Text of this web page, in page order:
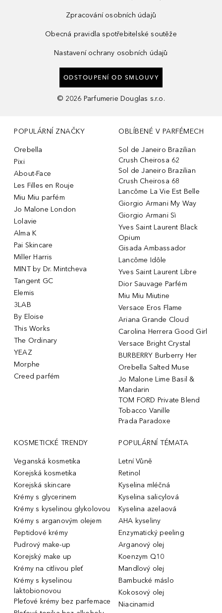
Zpracování osobních údajů
Obecná pravidla spotřebitelské soutěže
Nastavení ochrany osobních údajů
ODSTOUPENÍ OD SMLOUVY
© 2026 Parfumerie Douglas s.r.o.
POPULÁRNÍ ZNAČKY
Orebella
Pixi
About-Face
Les Filles en Rouje
Miu Miu parfém
Jo Malone London
Lolavie
Alma K
Pai Skincare
Miller Harris
MINT by Dr. Mintcheva
Tangent GC
Elemis
3LAB
By Eloise
This Works
The Ordinary
YEAZ
Morphe
Creed parfém
OBLÍBENÉ V PARFÉMECH
Sol de Janeiro Brazilian
Crush Cheirosa 62
Sol de Janeiro Brazilian
Crush Cheirosa 68
Lancôme La Vie Est Belle
Giorgio Armani My Way
Giorgio Armani Sì
Yves Saint Laurent Black
Opium
Gisada Ambassador
Lancôme Idôle
Yves Saint Laurent Libre
Dior Sauvage Parfém
Miu Miu Miutine
Versace Eros Flame
Ariana Grande Cloud
Carolina Herrera Good Girl
Versace Bright Crystal
BURBERRY Burberry Her
Orebella Salted Muse
Jo Malone Lime Basil &
Mandarin
TOM FORD Private Blend
Tobacco Vanille
Prada Paradoxe
KOSMETICKÉ TRENDY
Veganská kosmetika
Korejská kosmetika
Korejská skincare
Krémy s glycerinem
Krémy s kyselinou glykolovou
Krémy s arganovým olejem
Peptidové krémy
Pudrový make-up
Korejský make up
Krémy na citlivou pleť
Krémy s kyselinou
laktobionovou
Pleťové krémy bez parfemace
POPULÁRNÍ TÉMATA
Letní Vůně
Retinol
Kyselina mléčná
Kyselina salicylová
Kyselina azelaová
AHA kyseliny
Enzymatický peeling
Arganový olej
Koenzym Q10
Mandlový olej
Bambucké máslo
Kokosový olej
Niacinamid